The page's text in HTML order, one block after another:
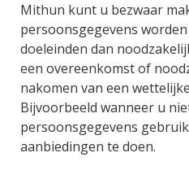
Mithun kunt u bezwaar
persoonsgegevens
doeleinden dan
een overeenkomst of
nakomen van een
Bijvoorbeeld wanneer u
persoonsgegevens
aanbiedingen te doen.